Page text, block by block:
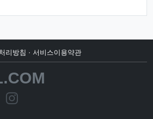
리방침 · 서비스이용약관